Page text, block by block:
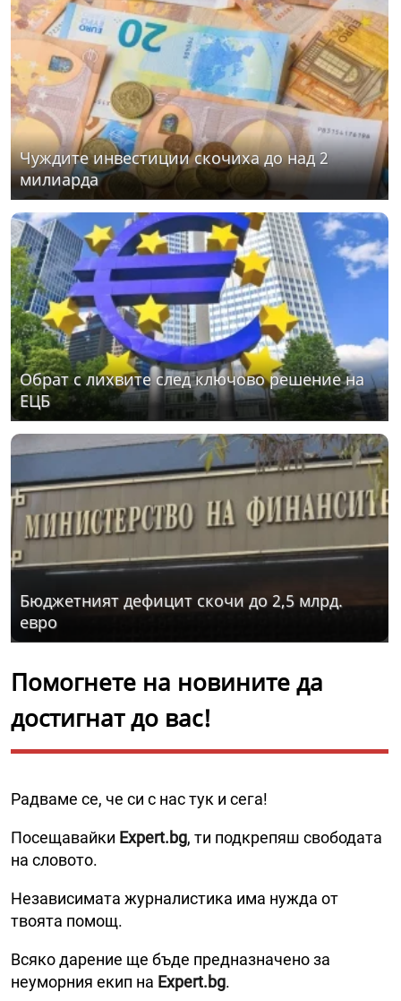
Чуждите инвестиции скочиха до над 2
милиарда
Обрат с лихвите след ключово решение на
ЕЦБ
Бюджетният дефицит скочи до 2,5 млрд.
евро
Помогнете на новините да
достигнат до вас!
Радваме се, че си с нас тук и сега!
Посещавайки Expert.bg, ти подкрепяш свободата
на словото.
Независимата журналистика има нужда от
твоята помощ.
Всяко дарение ще бъде предназначено за
неуморния екип на Expert.bg.